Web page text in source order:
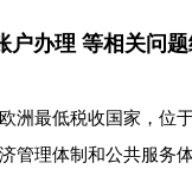
办理 等相关问题
洲最低税收国家，位
管理体制和公共服务体